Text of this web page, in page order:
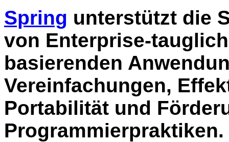
Spring unterstützt die
von Enterprise-
basierenden
Vereinfachungen,
Portabilität und
Programmierpraktiken.